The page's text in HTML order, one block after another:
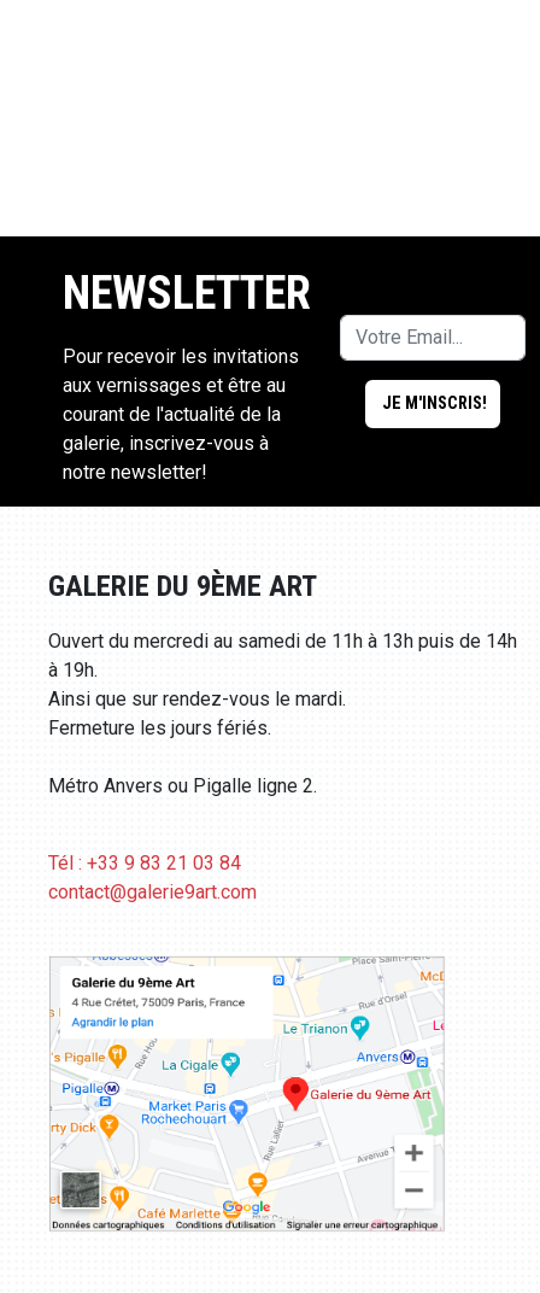
NEWSLETTER
Pour recevoir les invitations
aux vernissages et être au
courant de l'actualité de la
galerie, inscrivez-vous à
notre newsletter!
GALERIE DU 9ÈME ART
Ouvert du mercredi au samedi de 11h à 13h puis de 14h
à 19h.
Ainsi que sur rendez-vous le mardi.
Fermeture les jours fériés.
Métro Anvers ou Pigalle ligne 2.
Tél : +33 9 83 21 03 84
contact@galerie9art.com